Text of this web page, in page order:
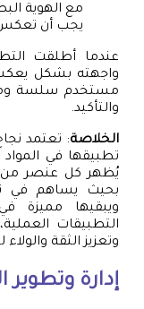
مع الهوية
يجب أن تعكس
عندما أطلقت
واجهته بشكل يعكس
مستخدم سلسة
والتأكيد.
الخلاصة: تعتمد
تطبيقها في
يُظهر كل عنصر من
بحيث يساهم في
ويبقيها
التطبيقات
وتعزيز الثقة والولاء
إدارة وتطوير